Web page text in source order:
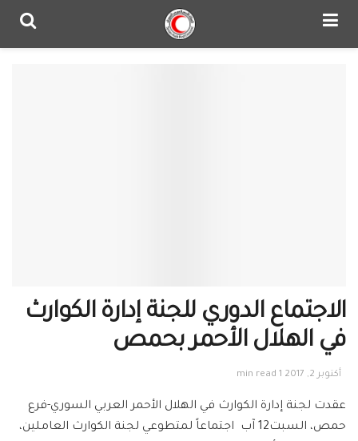
الاجتماع الدوري للجنة إدارة الكوارث
في الهلال الأحمر بحمص
أكتوبر 2, 2017 1 min read
عقدت لجنة إدارة الكوارث في الهلال الأحمر العربي السوري-فرع
حمص، السبت12 آب اجتماعاً لمتطوعي لجنة الكوارث العاملين،